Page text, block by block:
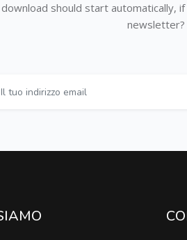
should start automatically,
newsletter?